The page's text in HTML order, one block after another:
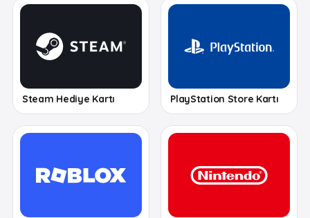
Steam Hediye Kartı PlayStation Store Kartı